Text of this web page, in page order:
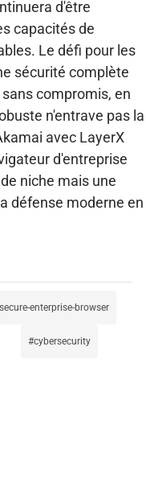
d'être
capacités de
Le défi pour les
sécurité complète
compromis, en
n'entrave pas la
avec LayerX
d'entreprise
niche mais une
défense moderne en
secure-enterprise-browser
cybersecurity